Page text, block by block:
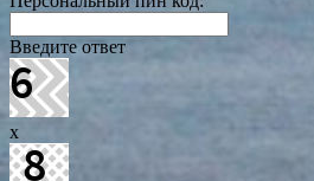
Введите ответ
x